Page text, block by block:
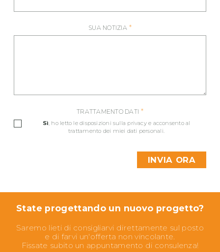
SUA NOTIZIA *
TRATTAMENTO DATI *
Sì , ho letto ledisposizioni sulla privacye acconsento al
trattamento dei miei dati personali.
State progettando un nuovo progetto?
Saremo lieti di consigliarvi direttamente sul posto
e di farvi un'offerta non vincolante.
Fissate subito un appuntamento di consulenza!